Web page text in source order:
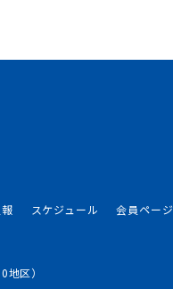
スケジュール 会員ページ
区）